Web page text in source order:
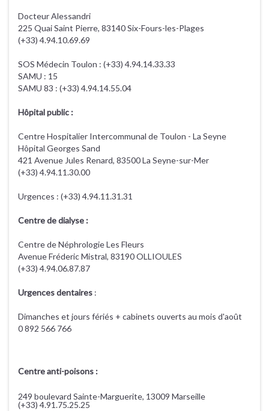
Docteur Alessandri
225 Quai Saint Pierre, 83140 Six-Fours-les-Plages
(+33) 4.94.10.69.69
SOS Médecin Toulon : (+33) 4.94.14.33.33
SAMU : 15
SAMU 83 : (+33) 4.94.14.55.04
Hôpital public :
Centre Hospitalier Intercommunal de Toulon - La Seyne
Hôpital Georges Sand
421 Avenue Jules Renard, 83500 La Seyne-sur-Mer
(+33) 4.94.11.30.00
Urgences : (+33) 4.94.11.31.31
Centre de dialyse :
Centre de Néphrologie Les Fleurs
Avenue Fréderic Mistral, 83190 OLLIOULES
(+33) 4.94.06.87.87
Urgences dentaires :
Dimanches et jours fériés + cabinets ouverts au mois d'août
0 892 566 766
Centre anti-poisons :
249 boulevard Sainte-Marguerite, 13009 Marseille
(+33) 4.91.75.25.25